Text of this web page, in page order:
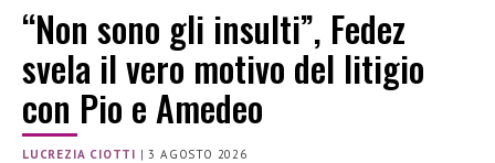
“Non sono gli insulti”, Fedez
svela il vero motivo del litigio
con Pio e Amedeo
LUCREZIA CIOTTI |3 AGOSTO 2026